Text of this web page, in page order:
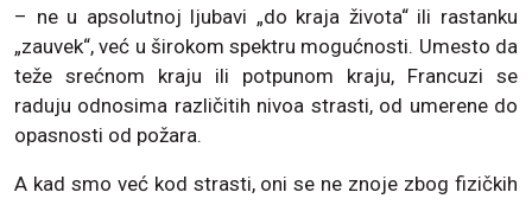
– ne u apsolutnoj ljubavi „do kraja života“ ili rastanku
„zauvek“, već u širokom spektru mogućnosti. Umesto da
teže srećnom kraju ili potpunom kraju, Francuzi se
raduju odnosima različitih nivoa strasti, od umerene do
opasnosti od požara.
A kad smo već kod strasti, oni se ne znoje zbog fizičkih